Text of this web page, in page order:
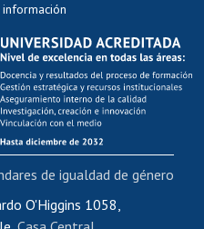
docente
al AUCAI
os
de capacitación
personal
interna
de renta
honorarios
O'Higgins 1058,
de igualdad de género